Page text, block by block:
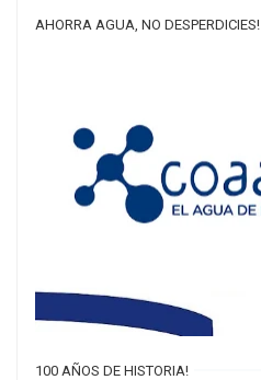
AHORRA AGUA, NO DESPERDICIES!
100 AÑOS DE HISTORIA!